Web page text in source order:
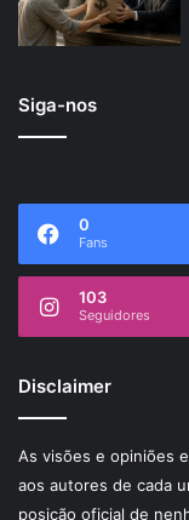
Siga-nos
0
Fans
103
Seguidores
Disclaimer
As visões e opiniões
aos autores de cada
posição oficial de